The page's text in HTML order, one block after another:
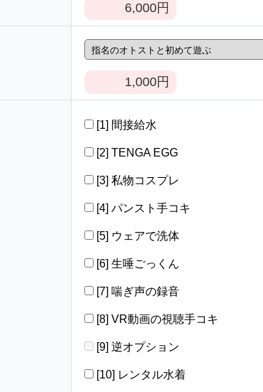
6,000円
1,000円
[1] 間接給水
[2] TENGA EGG
[3] 私物コスプレ
[4] パンスト手コキ
[5] ウェアで洗体
[6] 生唾ごっくん
[7] 喘ぎ声の録音
[8] VR動画の視聴手コキ
[9] 逆オプション
[10] レンタル水着